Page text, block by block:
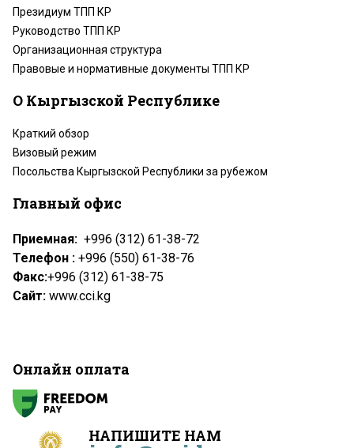
НАПИШИТЕ НАМ
Президиум ТПП КР
Руководство ТПП КР
Организационная структура
Правовые и нормативные документы ТПП КР
О Кыргызской Республике
Краткий обзор
Визовый режим
Посольства Кыргызской Республики за рубежом
Главный офис
Приемная: +996 (312) 61-38-72
Телефон : +996 (550) 61-38-76
Факс:+996 (312) 61-38-75
Сайт: www.cci.kg
Онлайн оплата